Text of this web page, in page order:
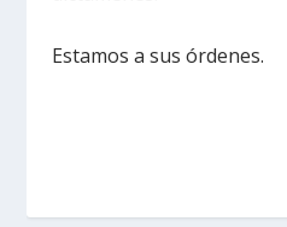
Estamos a sus órdenes.